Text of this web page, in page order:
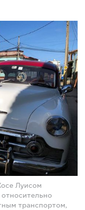
Луисом
транспортом,